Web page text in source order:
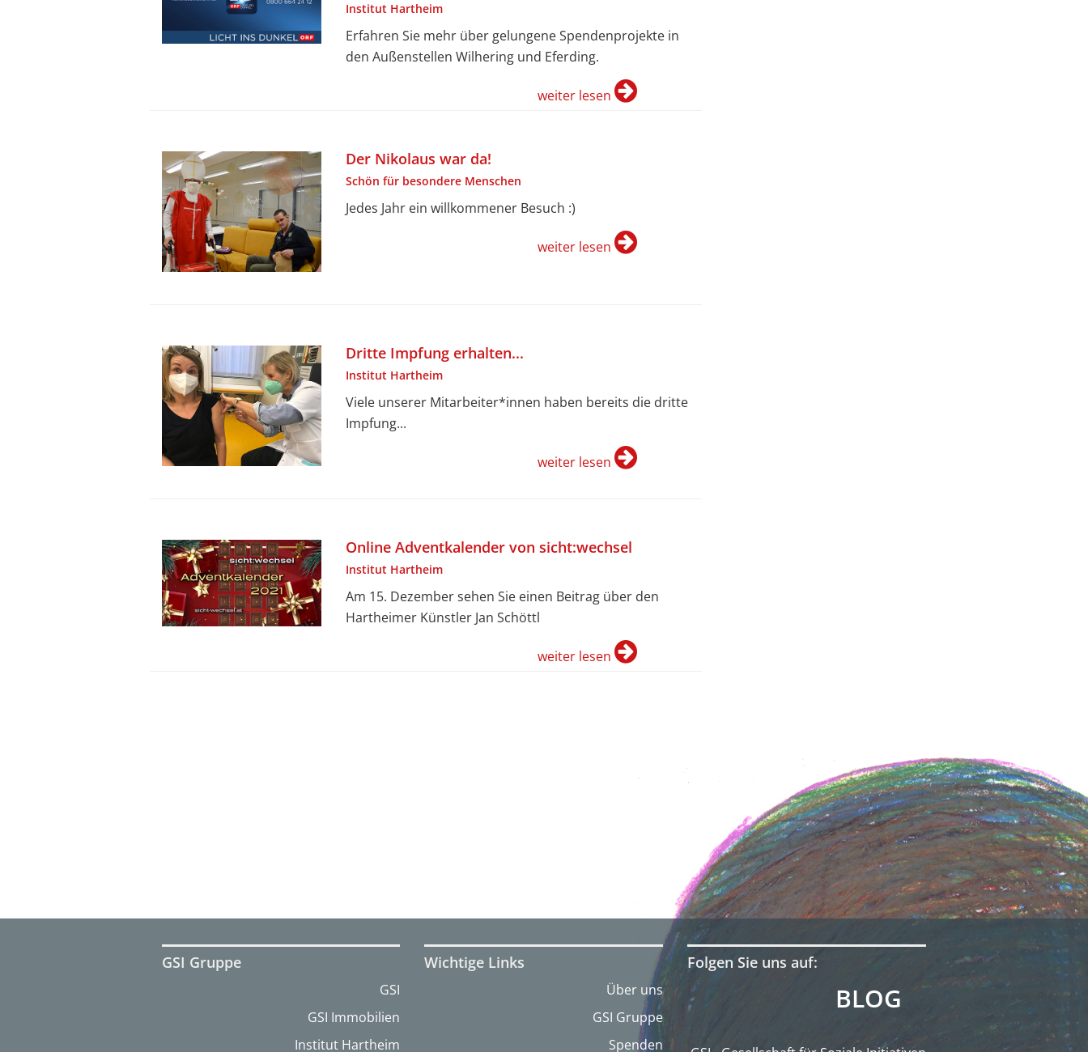
Institut Hartheim
Erfahren Sie mehr über gelungene Spendenprojekte in
den Außenstellen Wilhering und Eferding.
weiter lesen
Der Nikolaus war da!
Schön für besondere Menschen
Jedes Jahr ein willkommener Besuch :)
weiter lesen
Dritte Impfung erhalten...
Institut Hartheim
Viele unserer Mitarbeiter*innen haben bereits die dritte
Impfung...
weiter lesen
Online Adventkalender von sicht:wechsel
Institut Hartheim
Am 15. Dezember sehen Sie einen Beitrag über den
Hartheimer Künstler Jan Schöttl
weiter lesen
GSI Gruppe
GSI
GSI Immobilien
Institut Hartheim
Wichtige Links
Über uns
GSI Gruppe
Spenden
Folgen Sie uns auf:
BLOG